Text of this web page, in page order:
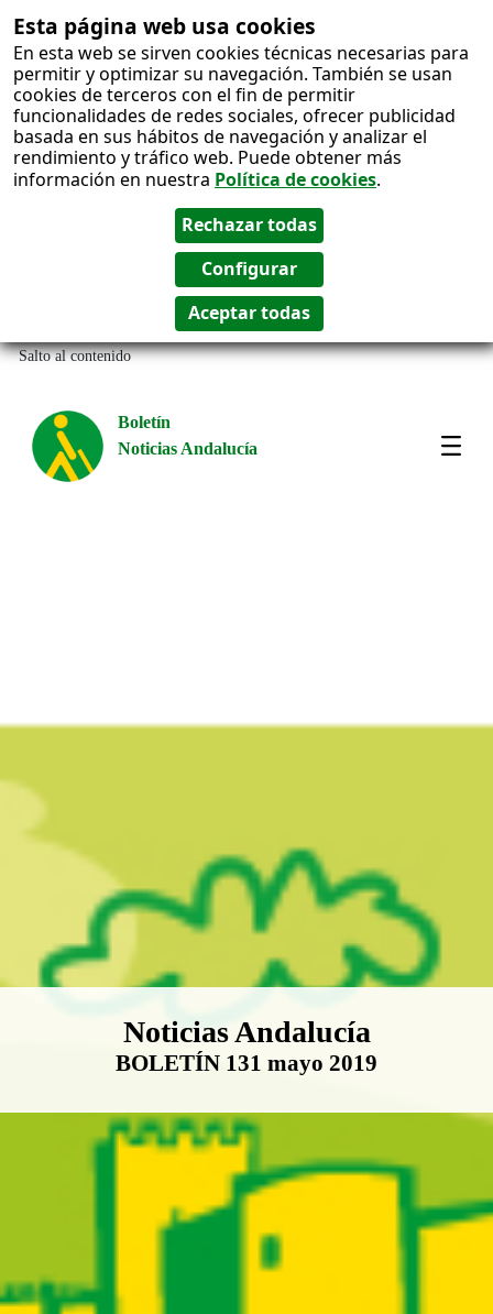
Esta página web usa cookies
En esta web se sirven cookies técnicas necesarias para
permitir y optimizar su navegación. También se usan
cookies de terceros con el fin de permitir
funcionalidades de redes sociales, ofrecer publicidad
basada en sus hábitos de navegación y analizar el
rendimiento y tráfico web. Puede obtener más
información en nuestra Política de cookies.
Salto al contenido
Boletín
Noticias Andalucía
Boletín Noticias Andalucía
Noticias Andalucía
BOLETÍN 131 mayo 2019